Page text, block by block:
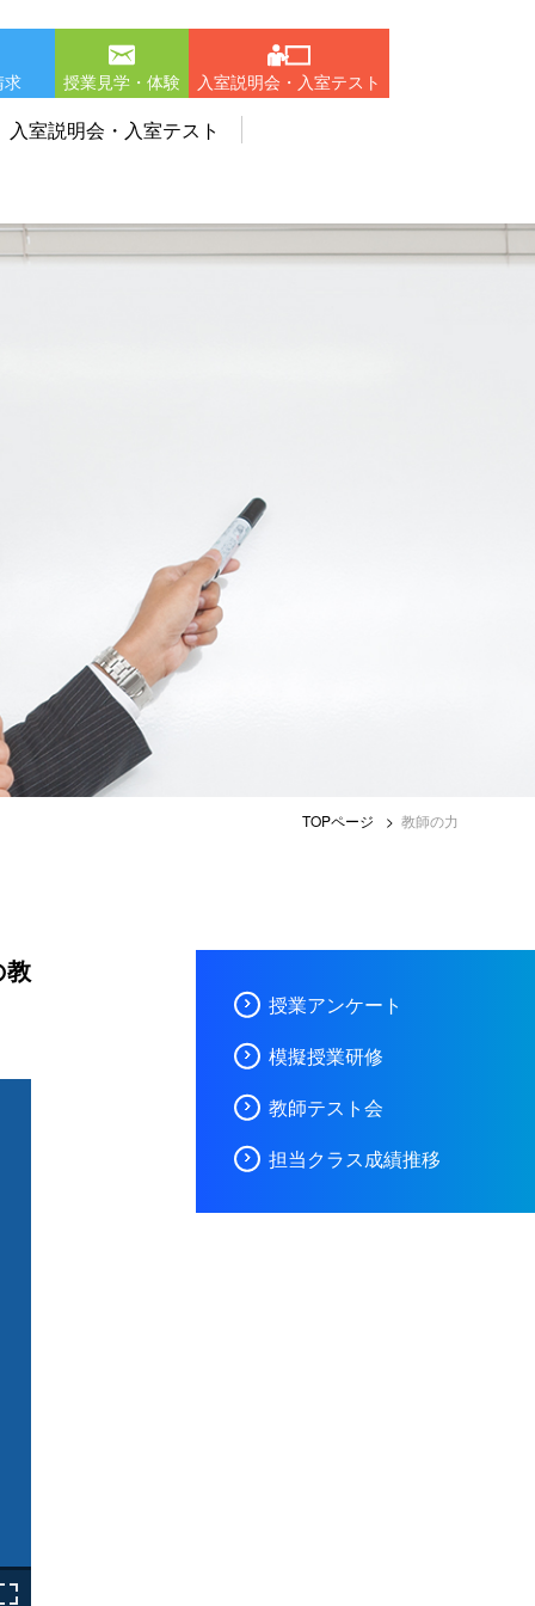
求 授業見学・体験 入室説明会・入室テスト
入室説明会・入室テスト
TOPページ 教師の力
授業アンケート
模擬授業研修
教師テスト会
担当クラス成績推移
教